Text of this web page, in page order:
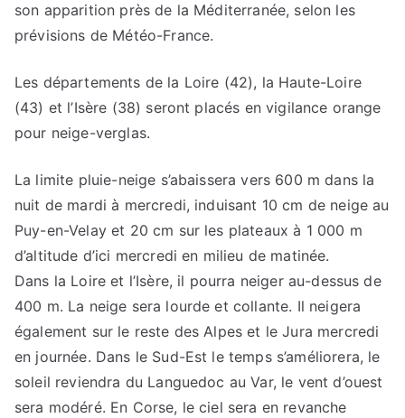
son apparition près de la Méditerranée, selon les
prévisions de Météo-France.
Les départements de la Loire (42), la Haute-Loire
(43) et l’Isère (38) seront placés en vigilance orange
pour neige-verglas.
La limite pluie-neige s’abaissera vers 600 m dans la
nuit de mardi à mercredi, induisant 10 cm de neige au
Puy-en-Velay et 20 cm sur les plateaux à 1 000 m
d’altitude d’ici mercredi en milieu de matinée.
Dans la Loire et l’Isère, il pourra neiger au-dessus de
400 m. La neige sera lourde et collante. Il neigera
également sur le reste des Alpes et le Jura mercredi
en journée. Dans le Sud-Est le temps s’améliorera, le
soleil reviendra du Languedoc au Var, le vent d’ouest
sera modéré. En Corse, le ciel sera en revanche